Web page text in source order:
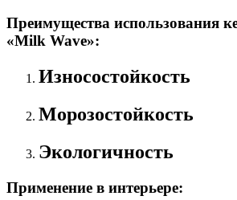
Преимущества использования
«Milk Wave»:
Износостойкость
Морозостойкость
Экологичность
Применение в интерьере: